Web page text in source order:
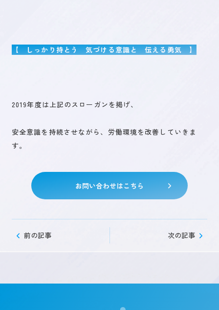
お問い合わせ
キャリア登録
【 しっかり持とう 気づける意識と 伝える勇気 】
2019年度は上記のスローガンを掲げ、
安全意識を持続させながら、労働環境を改善していきま
す。
お問い合わせはこちら
前の記事 次の記事